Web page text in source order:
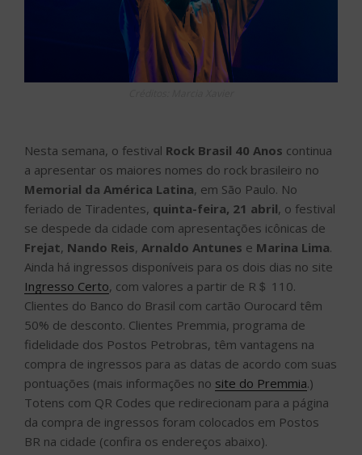
Nesta semana, o festival Rock Brasil 40 Anos continua
a apresentar os maiores nomes do rock brasileiro no
Memorial da América Latina, em São Paulo. No
feriado de Tiradentes, quinta-feira, 21 abril, o festival
se despede da cidade com apresentações icônicas de
Frejat, Nando Reis, Arnaldo Antunes e Marina Lima.
Ainda há ingressos disponíveis para os dois dias no site
Ingresso Certo, com valores a partir de R＄ 110.
Clientes do Banco do Brasil com cartão Ourocard têm
50% de desconto. Clientes Premmia, programa de
fidelidade dos Postos Petrobras, têm vantagens na
compra de ingressos para as datas de acordo com suas
pontuações (mais informações no site do Premmia.)
Totens com QR Codes que redirecionam para a página
da compra de ingressos foram colocados em Postos
BR na cidade (confira os endereços abaixo).